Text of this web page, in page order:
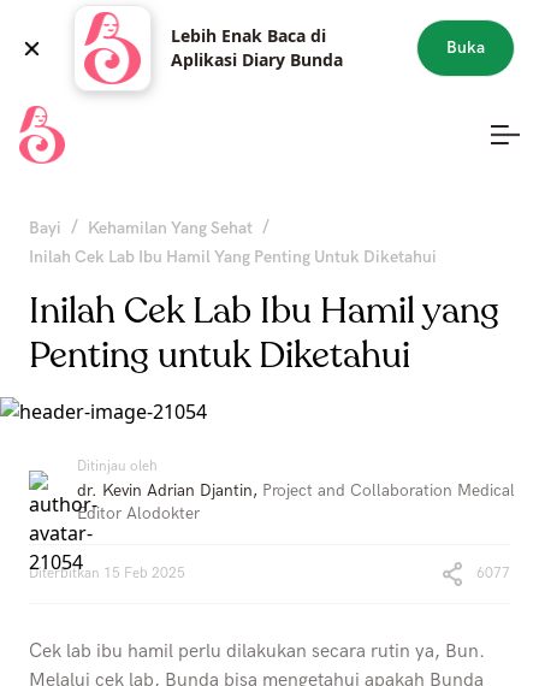
Lebih Enak Baca di
Aplikasi Diary Bunda
Buka
Bayi / Kehamilan Yang Sehat /
Inilah Cek Lab Ibu Hamil Yang Penting Untuk Diketahui
Inilah Cek Lab Ibu Hamil yang
Penting untuk Diketahui
Ditinjau oleh
dr. Kevin Adrian Djantin, Project and Collaboration Medical
Editor Alodokter
Diterbitkan 15 Feb 2025 6077
Cek lab ibu hamil perlu dilakukan secara rutin ya, Bun.
Melalui cek lab, Bunda bisa mengetahui apakah Bunda